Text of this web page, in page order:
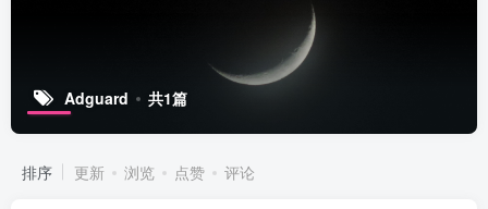
Adguard 共1篇
排序 更新 浏览 点赞 评论